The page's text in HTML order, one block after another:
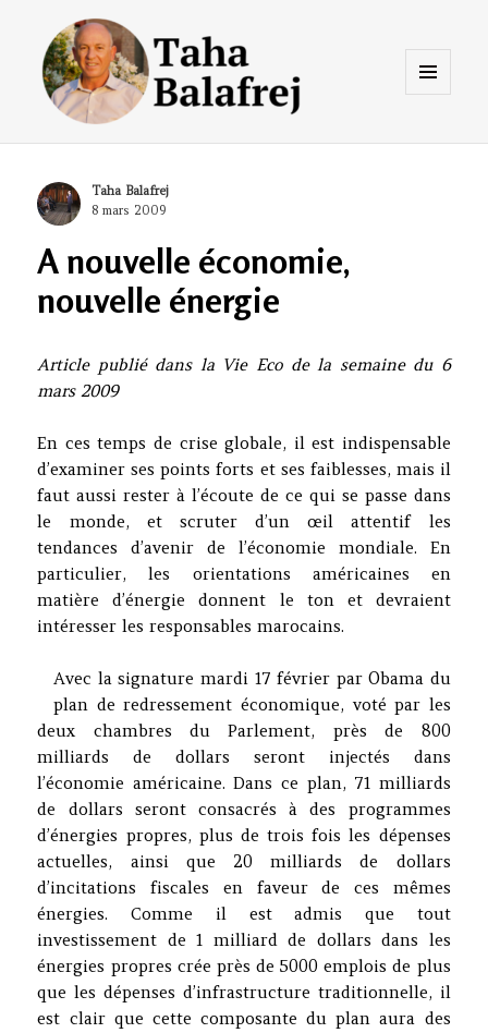
Taha Balafrej Blog
Author
Taha Balafrej
Posted
8 mars 2009
A nouvelle économie,
nouvelle énergie
Article publié dans la Vie Eco de la semaine du 6
mars 2009
En ces temps de crise globale, il est indispensable
d’examiner ses points forts et ses faiblesses, mais il
faut aussi rester à l’écoute de ce qui se passe dans
le monde, et scruter d’un œil attentif les
tendances d’avenir de l’économie mondiale. En
particulier, les orientations américaines en
matière d’énergie donnent le ton et devraient
intéresser les responsables marocains.
Avec la signature mardi 17 février par Obama du
plan de redressement économique, voté par les
deux chambres du Parlement, près de 800
milliards de dollars seront injectés dans
l’économie américaine. Dans ce plan, 71 milliards
de dollars seront consacrés à des programmes
d’énergies propres, plus de trois fois les dépenses
actuelles, ainsi que 20 milliards de dollars
d’incitations fiscales en faveur de ces mêmes
énergies. Comme il est admis que tout
investissement de 1 milliard de dollars dans les
énergies propres crée près de 5000 emplois de plus
que les dépenses d’infrastructure traditionnelle, il
est clair que cette composante du plan aura des